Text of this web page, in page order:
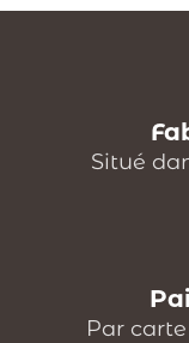
Situé
Par